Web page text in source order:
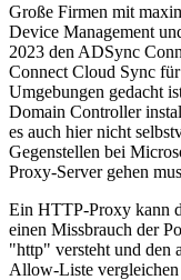
Große Firmen mit
Device Management
2023 den ADSync
Connect Cloud Sync
Umgebungen gedacht
Domain Controller
es auch hier nicht
Gegenstellen bei
Proxy-Server gehen
Ein HTTP-Proxy kann
einen Missbrauch der
"http" versteht und den
Allow-Liste vergleichen